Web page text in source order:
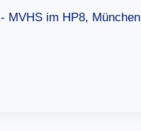
- MVHS im HP8, München